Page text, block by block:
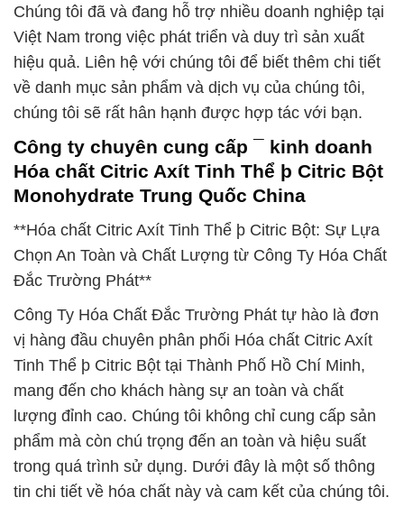
Chúng tôi đã và đang hỗ trợ nhiều doanh nghiệp tại
Việt Nam trong việc phát triển và duy trì sản xuất
hiệu quả. Liên hệ với chúng tôi để biết thêm chi tiết
về danh mục sản phẩm và dịch vụ của chúng tôi,
chúng tôi sẽ rất hân hạnh được hợp tác với bạn.
Công ty chuyên cung cấp ¯ kinh doanh
Hóa chất Citric Axít Tinh Thể þ Citric Bột
Monohydrate Trung Quốc China
**Hóa chất Citric Axít Tinh Thể þ Citric Bột: Sự Lựa
Chọn An Toàn và Chất Lượng từ Công Ty Hóa Chất
Đắc Trường Phát**
Công Ty Hóa Chất Đắc Trường Phát tự hào là đơn
vị hàng đầu chuyên phân phối Hóa chất Citric Axít
Tinh Thể þ Citric Bột tại Thành Phố Hồ Chí Minh,
mang đến cho khách hàng sự an toàn và chất
lượng đỉnh cao. Chúng tôi không chỉ cung cấp sản
phẩm mà còn chú trọng đến an toàn và hiệu suất
trong quá trình sử dụng. Dưới đây là một số thông
tin chi tiết về hóa chất này và cam kết của chúng tôi.